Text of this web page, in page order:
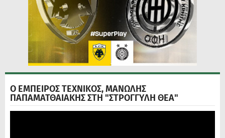
Ο ΕΜΠΕΙΡΟΣ ΤΕΧΝΙΚΟΣ, ΜΑΝΩΛΗΣ
ΠΑΠΑΜΑΤΘΑΙΑΚΗΣ ΣΤΗ "ΣΤΡΟΓΓΥΛΗ ΘΕΑ"